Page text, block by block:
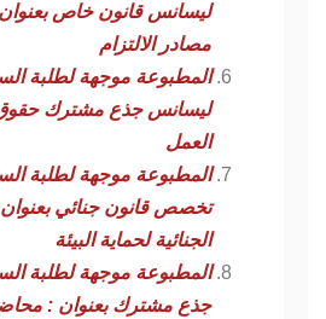
ليسانس قانون خاص بعنوان:
مصادر الالتزام
المطبوعة موجهة لطلبة
ليسانس جذع مشترك حقوق
العمل
المطبوعة موجهة لطلبة
تخصص قانون جنائي
الجنائية لحماية البيئة
المطبوعة موجهة لطلبة
جذع مشترك بعنوان :